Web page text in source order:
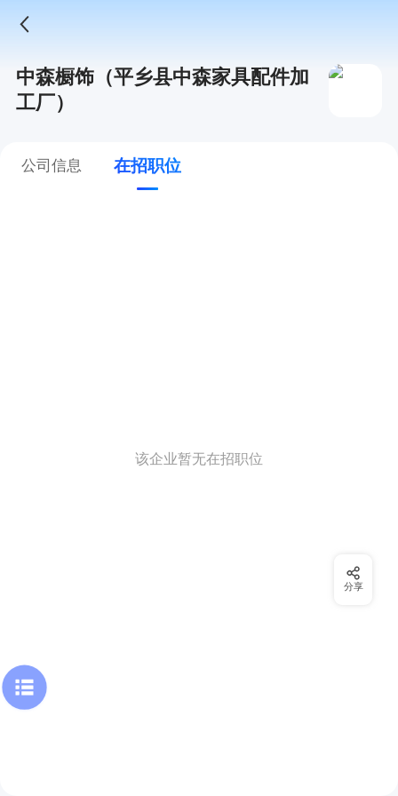
中森橱饰（平乡县中森家具配件加
工厂）
公司信息 在招职位
该企业暂无在招职位
分享